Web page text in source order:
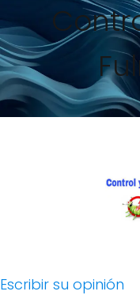
Escribir su opinión